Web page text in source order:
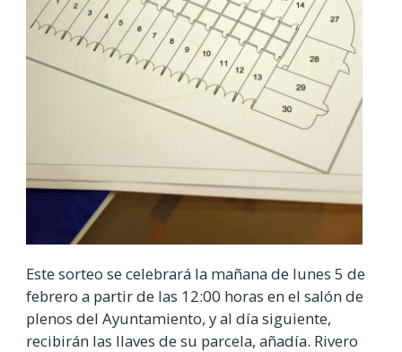
Este sorteo se celebrará la mañana de lunes 5 de
febrero a partir de las 12:00 horas en el salón de
plenos del Ayuntamiento, y al día siguiente,
recibirán las llaves de su parcela, añadía. Rivero